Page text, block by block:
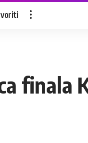
finala